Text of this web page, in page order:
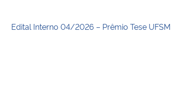
Edital Interno 04/2026 – Prêmio Tese UFSM